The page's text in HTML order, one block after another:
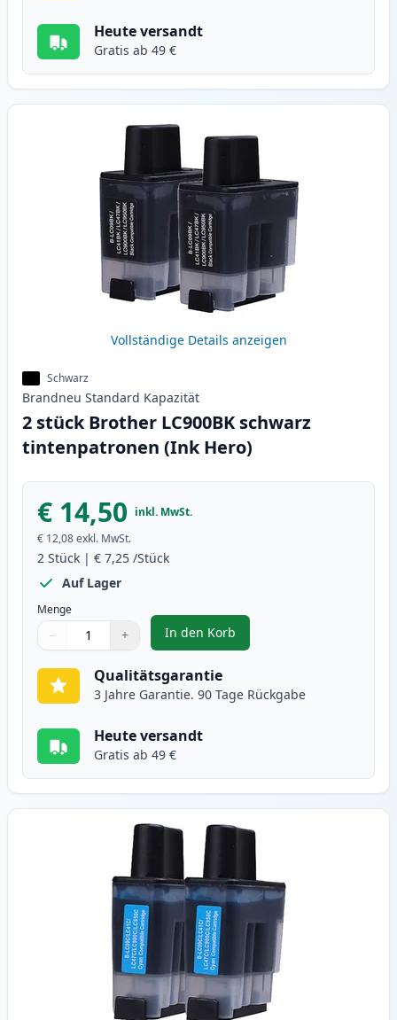
Heute versandt
Gratis ab 49 €
Vollständige Details anzeigen
Schwarz
Brandneu Standard Kapazität
2 stück Brother LC900BK schwarz
tintenpatronen (Ink Hero)
€ 14,50 inkl. MwSt.
€ 12,08exkl. MwSt.
2 Stück | € 7,25 /Stück
Auf Lager
Menge
Verwenden Sie die Tasten, um anzupassen
− +
1
In den Korb
, 2 stück Brother LC900BK
Qualitätsgarantie
3 Jahre Garantie. 90 Tage Rückgabe
Heute versandt
Gratis ab 49 €